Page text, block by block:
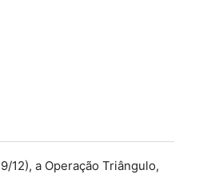
12), a Operação Triângulo,